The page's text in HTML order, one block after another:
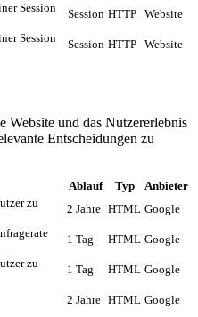
Session
Session HTTP Website
Session
Session HTTP Website
Website und das Nutzererlebnis
Entscheidungen zu
Ablauf Typ
Anbieter
zu
2 Jahre HTML Google
1 Tag HTML Google
zu
1 Tag HTML Google
2 Jahre HTML Google